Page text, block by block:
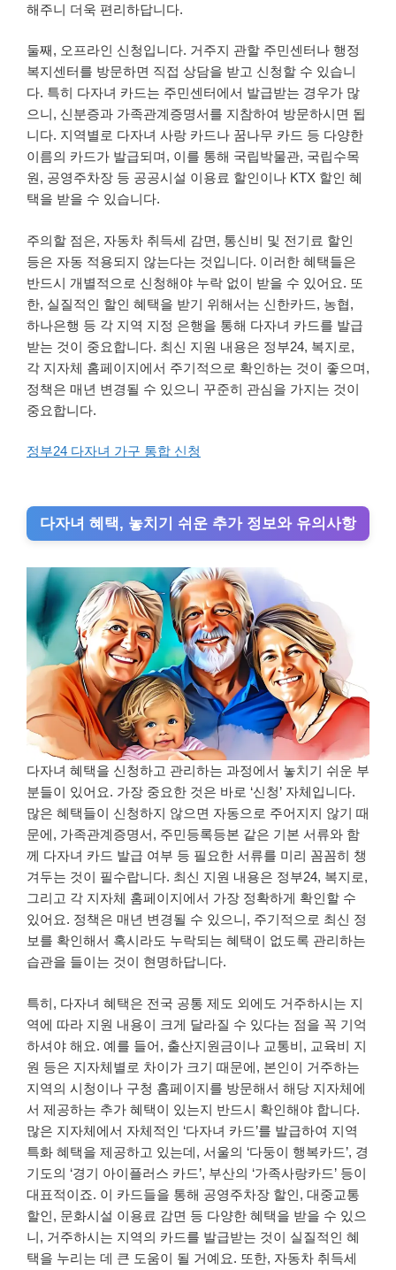
해주니 더욱 편리하답니다.
둘째, 오프라인 신청입니다. 거주지 관할 주민센터나 행정
복지센터를 방문하면 직접 상담을 받고 신청할 수 있습니
다. 특히 다자녀 카드는 주민센터에서 발급받는 경우가 많
으니, 신분증과 가족관계증명서를 지참하여 방문하시면 됩
니다. 지역별로 다자녀 사랑 카드나 꿈나무 카드 등 다양한
이름의 카드가 발급되며, 이를 통해 국립박물관, 국립수목
원, 공영주차장 등 공공시설 이용료 할인이나 KTX 할인 혜
택을 받을 수 있습니다.
주의할 점은, 자동차 취득세 감면, 통신비 및 전기료 할인
등은 자동 적용되지 않는다는 것입니다. 이러한 혜택들은
반드시 개별적으로 신청해야 누락 없이 받을 수 있어요. 또
한, 실질적인 할인 혜택을 받기 위해서는 신한카드, 농협,
하나은행 등 각 지역 지정 은행을 통해 다자녀 카드를 발급
받는 것이 중요합니다. 최신 지원 내용은 정부24, 복지로,
각 지자체 홈페이지에서 주기적으로 확인하는 것이 좋으며,
정책은 매년 변경될 수 있으니 꾸준히 관심을 가지는 것이
중요합니다.
정부24 다자녀 가구 통합 신청
다자녀 혜택, 놓치기 쉬운 추가 정보와 유의사항
다자녀 혜택을 신청하고 관리하는 과정에서 놓치기 쉬운 부
분들이 있어요. 가장 중요한 것은 바로 ‘신청’ 자체입니다.
많은 혜택들이 신청하지 않으면 자동으로 주어지지 않기 때
문에, 가족관계증명서, 주민등록등본 같은 기본 서류와 함
께 다자녀 카드 발급 여부 등 필요한 서류를 미리 꼼꼼히 챙
겨두는 것이 필수랍니다. 최신 지원 내용은 정부24, 복지로,
그리고 각 지자체 홈페이지에서 가장 정확하게 확인할 수
있어요. 정책은 매년 변경될 수 있으니, 주기적으로 최신 정
보를 확인해서 혹시라도 누락되는 혜택이 없도록 관리하는
습관을 들이는 것이 현명하답니다.
특히, 다자녀 혜택은 전국 공통 제도 외에도 거주하시는 지
역에 따라 지원 내용이 크게 달라질 수 있다는 점을 꼭 기억
하셔야 해요. 예를 들어, 출산지원금이나 교통비, 교육비 지
원 등은 지자체별로 차이가 크기 때문에, 본인이 거주하는
지역의 시청이나 구청 홈페이지를 방문해서 해당 지자체에
서 제공하는 추가 혜택이 있는지 반드시 확인해야 합니다.
많은 지자체에서 자체적인 ‘다자녀 카드’를 발급하여 지역
특화 혜택을 제공하고 있는데, 서울의 ‘다둥이 행복카드’, 경
기도의 ‘경기 아이플러스 카드’, 부산의 ‘가족사랑카드’ 등이
대표적이죠. 이 카드들을 통해 공영주차장 할인, 대중교통
할인, 문화시설 이용료 감면 등 다양한 혜택을 받을 수 있으
니, 거주하시는 지역의 카드를 발급받는 것이 실질적인 혜
택을 누리는 데 큰 도움이 될 거예요. 또한, 자동차 취득세